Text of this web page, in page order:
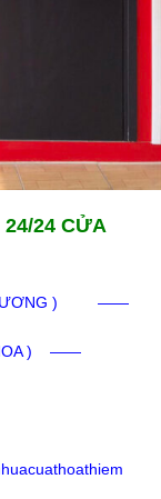
24/24 CỬA
HƯƠNG ) ——
HOA ) ——